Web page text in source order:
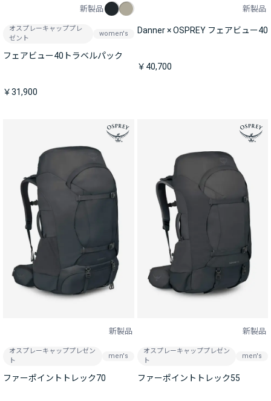
新製品
オスプレーキャッププレ
ゼント
women's
フェアビュー40トラベルパック
￥31,900
新製品
Danner × OSPREY フェアビュー40
￥40,700
新製品
オスプレーキャッププレゼン
ト
men's
ファーポイントトレック70
新製品
オスプレーキャッププレゼン
ト
men's
ファーポイントトレック55